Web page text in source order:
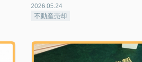
2026.05.24
不動産売却